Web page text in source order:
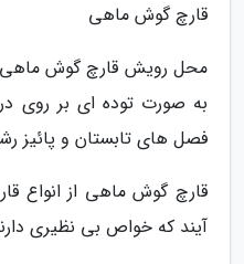
قارچ گوش ماهی
به صورت توده ای بر روی
فصل های تابستان و پائیز
قارچ گوش ماهی از انواع
آیند که خواص بی نظیری